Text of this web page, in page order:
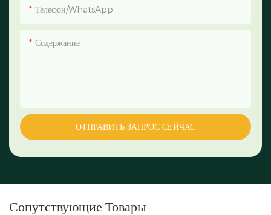
Телефон/WhatsApp
Содержание
ОТПРАВИТЬ ЗАПРОС СЕЙЧАС
Сопутствующие Товары